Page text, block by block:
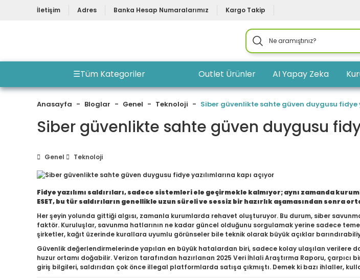
İletişim Adres Banka Hesap Numaralarımız Kargo Takip
☰Tüm Kategoriler Outlet Ürünler AI Yapay Zeka
Anasayfa Bloglar Genel Teknoloji Siber güvenlikte sahte güven duygusu fidye
Siber güvenlikte sahte güven duygusu
Genel Teknoloji
Fidye yazılımı saldırıları, sadece sistemleri ele geçirmekle kalmıyor; aynı zamanda
ESET, bu tür saldırıların genellikle uzun süreli ve sessiz bir hazırlık aşamasından sonra
Her şeyin yolunda gittiği algısı, zamanla kurumlarda rehavet oluşturuyor. Bu durum, siber
faktör. Kuruluşlar, savunma hatlarının ne kadar güncel olduğunu sorgulamak yerine sadece
şirketler, kağıt üzerinde kurallara uyumlu görünseler bile teknik olarak büyük açıklar
Güvenlik değerlendirmelerinde yapılan en büyük hatalardan biri, sadece kolay ulaşılan
huzur ortamı doğabilir. Verizon tarafından hazırlanan 2025 Veri İhlali Araştırma Raporu, çarpıcı
giriş bilgileri, saldırıdan çok önce illegal platformlarda satışa çıkmıştı. Demek ki bazı ihlaller,